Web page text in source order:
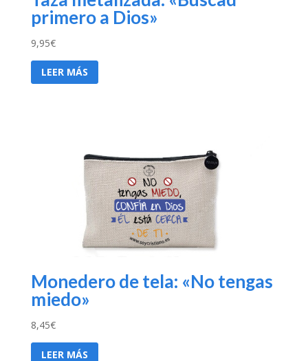
primero a Dios»
9,95€
LEER MÁS
Monedero de tela: «No tengas
miedo»
8,45€
LEER MÁS